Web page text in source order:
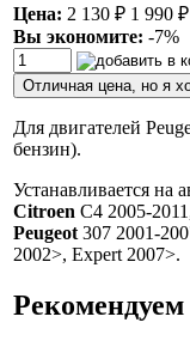
Цена: 2 130 ₽ 1 990 ₽
Вы экономите: -7%
Отличная цена, но я
Для двигателей
бензин).
Устанавливается на
Citroen C4 2005-
Peugeot 307 2001-
2002>, Expert 2007>.
Рекомендуем